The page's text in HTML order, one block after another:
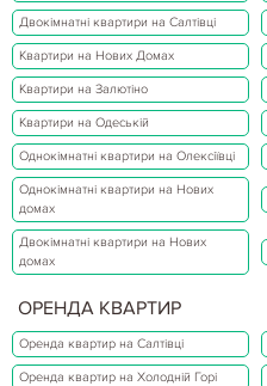
Двокімнатні квартири на Салтівці
Квартири на Нових Домах
Квартири на Залютіно
Квартири на Одеській
Однокімнатні квартири на Олексіївці
Однокімнатні квартири на Нових
домах
Двокімнатні квартири на Нових
домах
ОРЕНДА КВАРТИР
Оренда квартир на Салтівці
Оренда квартир на Холодній Горі